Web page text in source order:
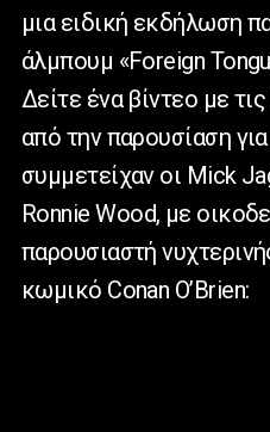
μια ειδική εκδήλωση
άλμπουμ «Foreign
Δείτε ένα βίντεο με
από την παρουσίαση
συμμετείχαν οι Mick
Ronnie Wood, με
παρουσιαστή
κωμικό Conan O’Brien: